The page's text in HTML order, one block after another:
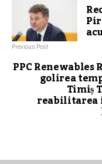
Previous Post
PPC Renewables
golirea
Timiș